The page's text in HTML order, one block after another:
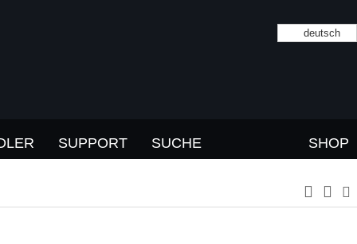
deutsch
SUPPORT SUCHE SHOP